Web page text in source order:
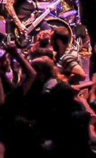
AU QUÉBEC
WAYS?